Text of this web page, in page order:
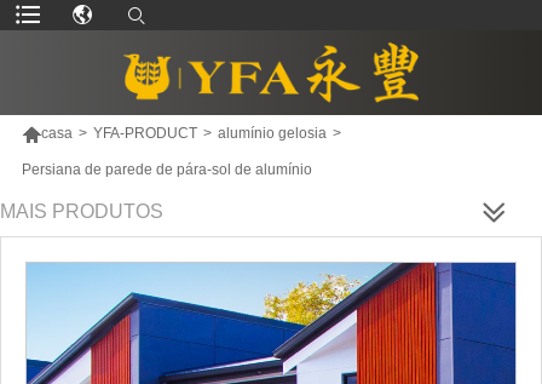
casa > YFA-PRODUCT > alumínio gelosia >
Persiana de parede de pára-sol de alumínio
MAIS PRODUTOS